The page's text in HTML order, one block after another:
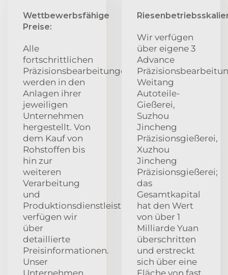
Wettbewerbsfähige
Preise:
Alle
fortschrittlichen
Präzisionsbearbeitungen
werden in den
Anlagen ihrer
jeweiligen
Unternehmen
hergestellt. Von
dem Kauf von
Rohstoffen bis
hin zur
weiteren
Verarbeitung
und
Produktionsdienstleistungen
verfügen wir
über
detaillierte
Preisinformationen.
Unser
Unternehmen
Wir verfügen
über eigene 3
Advance
Weitang
Autoteile-
Gießerei,
Suzhou
Jincheng
Präzisionsgießerei,
Xuzhou
Jincheng
Präzisionsgießerei;
das
Gesamtkapital
hat den Wert
von über 1
Milliarde Yuan
überschritten
und erstreckt
sich über eine
Fläche von fast